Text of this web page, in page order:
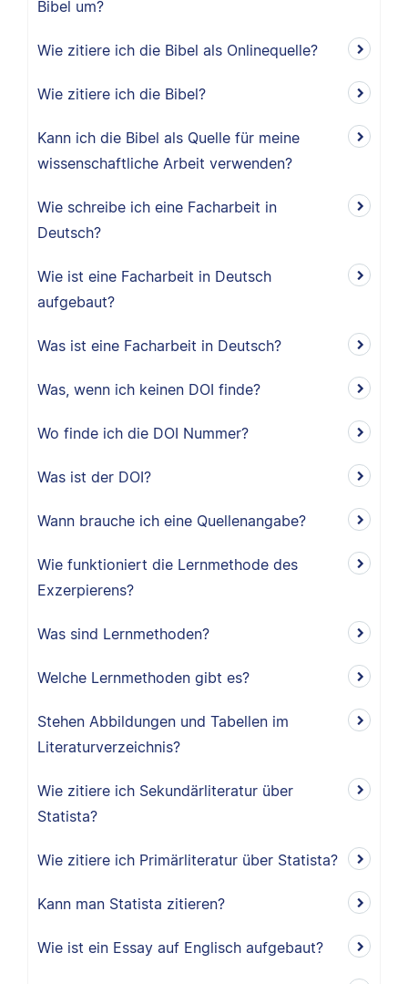
Bibel um?
Wie zitiere ich die Bibel als Onlinequelle?
Wie zitiere ich die Bibel?
Kann ich die Bibel als Quelle für meine
wissenschaftliche Arbeit verwenden?
Wie schreibe ich eine Facharbeit in
Deutsch?
Wie ist eine Facharbeit in Deutsch
aufgebaut?
Was ist eine Facharbeit in Deutsch?
Was, wenn ich keinen DOI finde?
Wo finde ich die DOI Nummer?
Was ist der DOI?
Wann brauche ich eine Quellenangabe?
Wie funktioniert die Lernmethode des
Exzerpierens?
Was sind Lernmethoden?
Welche Lernmethoden gibt es?
Stehen Abbildungen und Tabellen im
Literaturverzeichnis?
Wie zitiere ich Sekundärliteratur über
Statista?
Wie zitiere ich Primärliteratur über Statista?
Kann man Statista zitieren?
Wie ist ein Essay auf Englisch aufgebaut?